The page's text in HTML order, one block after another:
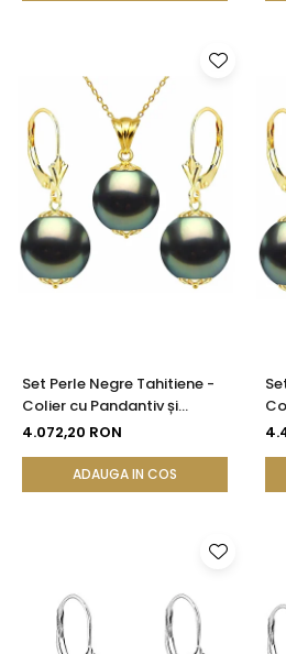
Set Perle Negre Tahitiene -
Colier cu Pandantiv și
Cercei, Aur Galben 14K, Perle
AAA | KASKADDA®
4.072,20 RON
ADAUGA IN COS